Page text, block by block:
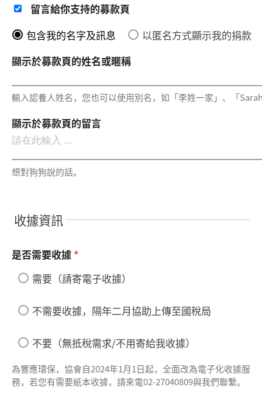
留言給你支持的募款頁
包含我的名字及訊息
以匿名方式顯示我的捐款
顯示於募款頁的姓名或暱稱
輸入認養人姓名，您也可以使用別名，如「李姓一家」、「
顯示於募款頁的留言
想對狗狗說的話。
收據資訊
是否需要收據 *
需要（請寄電子收據）
不需要收據，隔年二月協助上傳至國稅局
不要（無抵稅需求/不用寄給我收據）
為響應環保，協會自2024年1月1日起，全面改為電子化收據服
務，若您有需要紙本收據，請來電02-27040809與我們聯繫。